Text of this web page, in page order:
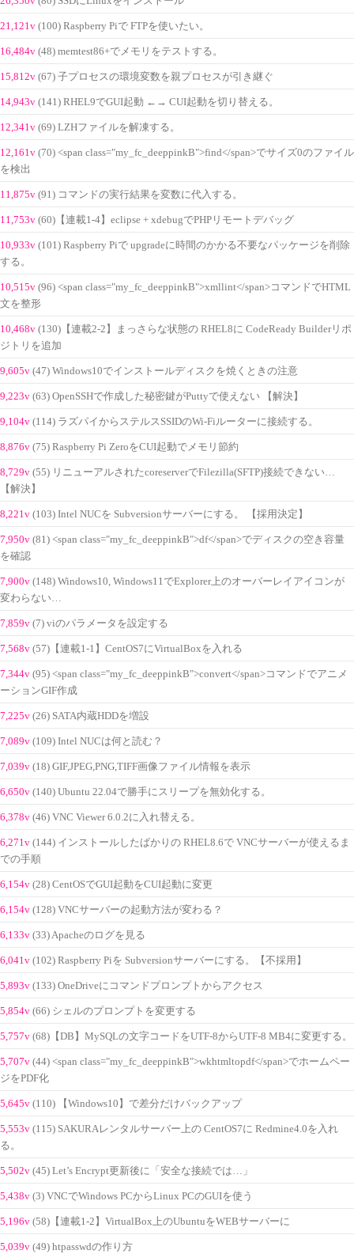
21,121v (100) Raspberry Piで FTPを使いたい。
16,484v (48) memtest86+でメモリをテストする。
15,812v (67) 子プロセスの環境変数を親プロセスが引き継ぐ
14,943v (141) RHEL9でGUI起動 ←→ CUI起動を切り替える。
12,341v (69) LZHファイルを解凍する。
12,161v (70) <span class="my_fc_deeppinkB">find</span>でサイズ0のファイル
を検出
11,875v (91) コマンドの実行結果を変数に代入する。
11,753v (60)【連載1-4】eclipse + xdebugでPHPリモートデバッグ
10,933v (101) Raspberry Piで upgradeに時間のかかる不要なパッケージを削除
する。
10,515v (96) <span class="my_fc_deeppinkB">xmllint</span>コマンドでHTML
文を整形
10,468v (130)【連載2-2】まっさらな状態の RHEL8に CodeReady Builderリポ
ジトリを追加
9,605v (47) Windows10でインストールディスクを焼くときの注意
9,223v (63) OpenSSHで作成した秘密鍵がPuttyで使えない 【解決】
9,104v (114) ラズパイからステルスSSIDのWi-Fiルーターに接続する。
8,876v (75) Raspberry Pi ZeroをCUI起動でメモリ節約
8,729v (55) リニューアルされたcoreserverでFilezilla(SFTP)接続できない…
【解決】
8,221v (103) Intel NUCを Subversionサーバーにする。 【採用決定】
7,950v (81) <span class="my_fc_deeppinkB">df</span>でディスクの空き容量
を確認
7,900v (148) Windows10, Windows11でExplorer上のオーバーレイアイコンが
変わらない…
7,859v (7) viのパラメータを設定する
7,568v (57)【連載1-1】CentOS7にVirtualBoxを入れる
7,344v (95) <span class="my_fc_deeppinkB">convert</span>コマンドでアニメ
ーションGIF作成
7,225v (26) SATA内蔵HDDを増設
7,089v (109) Intel NUCは何と読む？
7,039v (18) GIF,JPEG,PNG,TIFF画像ファイル情報を表示
6,650v (140) Ubuntu 22.04で勝手にスリープを無効化する。
6,378v (46) VNC Viewer 6.0.2に入れ替える。
6,271v (144) インストールしたばかりの RHEL8.6で VNCサーバーが使えるま
での手順
6,154v (28) CentOSでGUI起動をCUI起動に変更
6,154v (128) VNCサーバーの起動方法が変わる？
6,133v (33) Apacheのログを見る
6,041v (102) Raspberry Piを Subversionサーバーにする。【不採用】
5,893v (133) OneDriveにコマンドプロンプトからアクセス
5,854v (66) シェルのプロンプトを変更する
5,757v (68)【DB】MySQLの文字コードをUTF-8からUTF-8 MB4に変更する。
5,707v (44) <span class="my_fc_deeppinkB">wkhtmltopdf</span>でホームペー
ジをPDF化
5,645v (110) 【Windows10】で差分だけバックアップ
5,553v (115) SAKURAレンタルサーバー上の CentOS7に Redmine4.0を入れ
る。
5,502v (45) Let’s Encrypt更新後に「安全な接続では…」
5,438v (3) VNCでWindows PCからLinux PCのGUIを使う
5,196v (58)【連載1-2】VirtualBox上のUbuntuをWEBサーバーに
5,039v (49) htpasswdの作り方